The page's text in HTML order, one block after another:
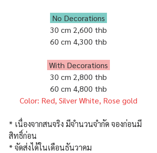
No Decorations
30 cm 2,600 thb
60 cm 4,300 thb
With Decorations
30 cm 2,800 thb
60 cm 4,800 thb
Color: Red, Silver White, Rose gold
* เนื่องจากสนจริง มีจำนวนจำกัด จองก่อนมี
สิทธิ์ก่อน
* จัดส่งได้ในเดือนธันวาคม